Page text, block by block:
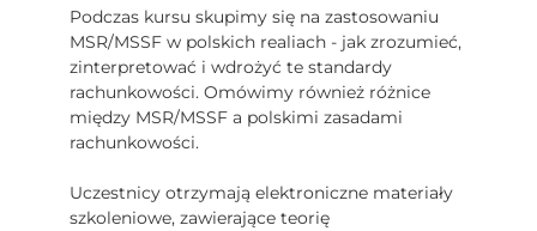
Podczas kursu skupimy się na zastosowaniu
MSR/MSSF w polskich realiach - jak zrozumieć,
zinterpretować i wdrożyć te standardy
rachunkowości. Omówimy również różnice
między MSR/MSSF a polskimi zasadami
rachunkowości.
Uczestnicy otrzymają elektroniczne materiały
szkoleniowe, zawierające teorię